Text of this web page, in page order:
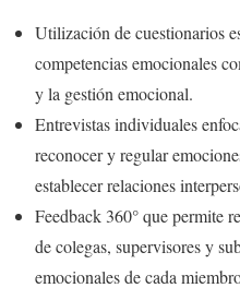
Utilización de cuestionarios
competencias emocionales
y la gestión emocional.
Entrevistas individuales
reconocer y regular
establecer relaciones
Feedback 360° que permite
de colegas, supervisores y
emocionales de cada